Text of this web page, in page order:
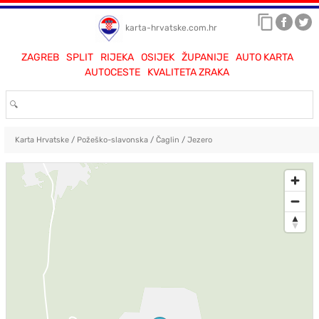
karta-hrvatske.com.hr
ZAGREB SPLIT RIJEKA OSIJEK ŽUPANIJE
AUTO KARTA
AUTOCESTE
KVALITETA ZRAKA
Karta Hrvatske/ Požeško-slavonska/ Čaglin / Jezero